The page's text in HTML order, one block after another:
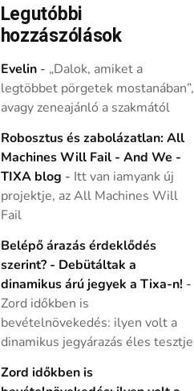
Legutóbbi
hozzászólások
Evelin- „Dalok, amiket a
legtöbbet pörgetek mostanában”,
avagy zeneajánló a szakmától
Robosztus és zabolázatlan: All
Machines Will Fail - And We -
TIXA blog - Itt van iamyank új
projektje, az All Machines Will
Fail
Belépő árazás érdeklődés
szerint? - Debütáltak a
dinamikus árú jegyek a Tixa-n! -
Zord időkben is
bevételnövekedés: ilyen volt a
dinamikus jegyárazás éles tesztje
Zord időkben is